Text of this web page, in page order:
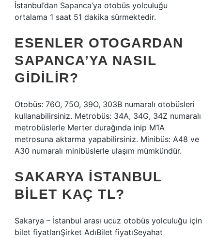
İstanbul’dan Sapanca’ya otobüs yolculuğu
ortalama 1 saat 51 dakika sürmektedir.
ESENLER OTOGARDAN
SAPANCA’YA NASIL
GIDILIR?
Otobüs: 76O, 75O, 39O, 303B numaralı otobüsleri
kullanabilirsiniz. Metrobüs: 34A, 34G, 34Z numaralı
metrobüslerle Merter durağında inip M1A
metrosuna aktarma yapabilirsiniz. Minibüs: A48 ve
A30 numaralı minibüslerle ulaşım mümkündür.
SAKARYA İSTANBUL
BILET KAÇ TL?
Sakarya – İstanbul arası ucuz otobüs yolculuğu için
bilet fiyatlarıŞirket AdıBilet fiyatıSeyahat